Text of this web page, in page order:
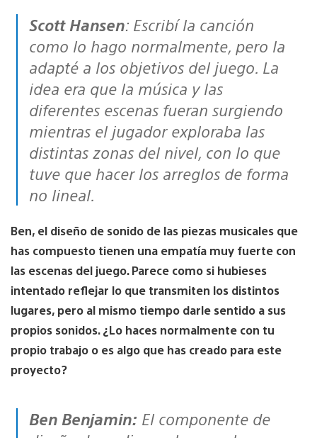
Scott Hansen: Escribí la canción
como lo hago normalmente, pero la
adapté a los objetivos del juego. La
idea era que la música y las
diferentes escenas fueran surgiendo
mientras el jugador exploraba las
distintas zonas del nivel, con lo que
tuve que hacer los arreglos de forma
no lineal.
Ben, el diseño de sonido de las piezas musicales que
has compuesto tienen una empatía muy fuerte con
las escenas del juego. Parece como si hubieses
intentado reflejar lo que transmiten los distintos
lugares, pero al mismo tiempo darle sentido a sus
propios sonidos. ¿Lo haces normalmente con tu
propio trabajo o es algo que has creado para este
proyecto?
Ben Benjamin: El componente de